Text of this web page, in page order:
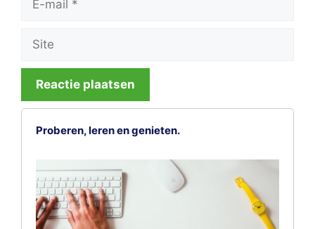
Site
Proberen, leren en genieten.